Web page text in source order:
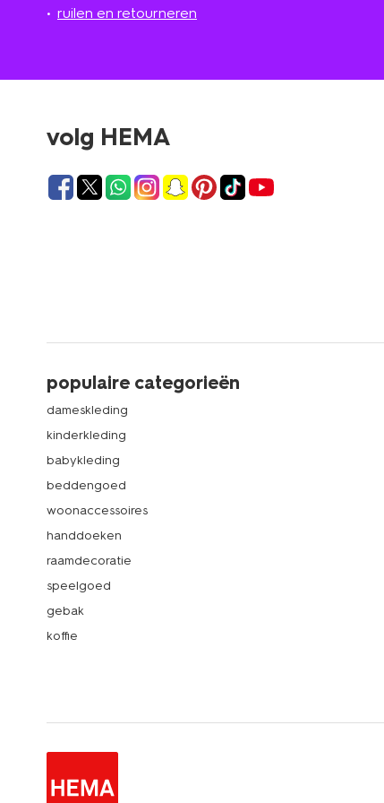
ruilen en retourneren
volg HEMA
populaire categorieën
dameskleding
kinderkleding
babykleding
beddengoed
woonaccessoires
handdoeken
raamdecoratie
speelgoed
gebak
koffie